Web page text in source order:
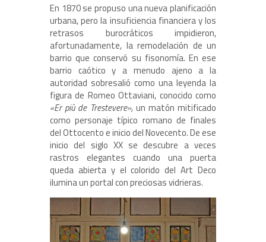
En 1870 se propuso una nueva planificación
urbana, pero la insuficiencia financiera y los
retrasos burocráticos impidieron,
afortunadamente, la remodelación de un
barrio que conservó su fisonomía. En ese
barrio caótico y a menudo ajeno a la
autoridad sobresalió como una leyenda la
figura de Romeo Ottaviani, conocido como
«Er più de Trestevere»,un matón mitificado
como personaje típico romano de finales
del Ottocento e inicio del Novecento. De ese
inicio del siglo XX se descubre a veces
rastros elegantes cuando una puerta
queda abierta y el colorido del Art Deco
ilumina un portal con preciosas vidrieras.